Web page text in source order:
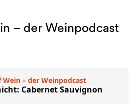
– der Weinpodcast